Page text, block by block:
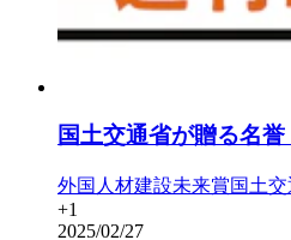
国土交通省が贈る名
外国人材建設未来賞国土
+1
2025/02/27